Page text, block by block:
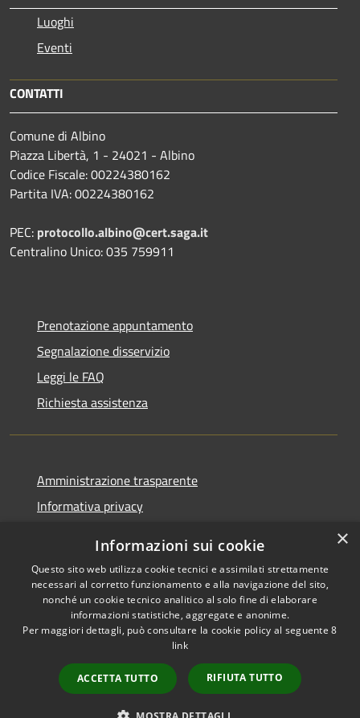
Luoghi
Eventi
CONTATTI
Comune di Albino
Piazza Libertà, 1 - 24021 - Albino
Codice Fiscale: 00224380162
Partita IVA: 00224380162
PEC: protocollo.albino@cert.saga.it
Centralino Unico: 035 759911
Prenotazione appuntamento
Segnalazione disservizio
Leggi le FAQ
Richiesta assistenza
Amministrazione trasparente
Informativa privacy
Dichiarazione di accessibilità
RSS
Copyright © 2026 • Comune di
Municipium•
Accesso
redazione
×
Informazioni sui cookie
Questo sito web utilizza cookie tecnici e assimilati strettamente
necessari al corretto funzionamento e alla navigazione del sito,
nonché un cookie tecnico analitico al solo fine di elaborare
informazioni statistiche, aggregate e anonime.
Per maggiori dettagli, può consultare la cookie policy al seguente8
link
ACCETTA TUTTO RIFIUTA TUTTO